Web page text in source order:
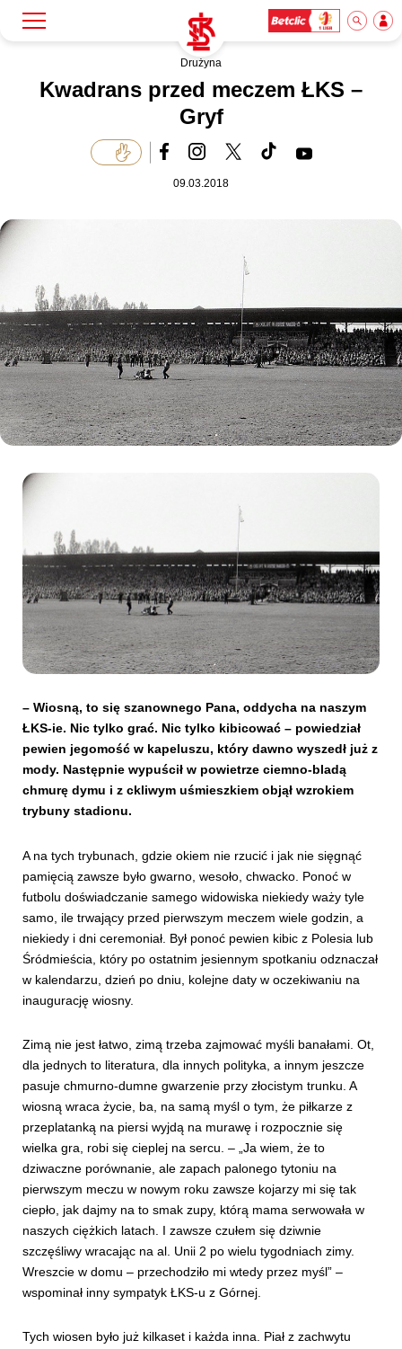
Klub
Biznes
Dla mediów
Kibice
SKLEP KUP BILET
Drużyna
Kwadrans przed meczem ŁKS –
Gryf
09.03.2018
– Wiosną, to się szanownego Pana, oddycha na naszym
ŁKS-ie. Nic tylko grać. Nic tylko kibicować – powiedział
pewien jegomość w kapeluszu, który dawno wyszedł już z
mody. Następnie wypuścił w powietrze ciemno-bladą
chmurę dymu i z ckliwym uśmieszkiem objął wzrokiem
trybuny stadionu.
A na tych trybunach, gdzie okiem nie rzucić i jak nie sięgnąć
pamięcią zawsze było gwarno, wesoło, chwacko. Ponoć w
futbolu doświadczanie samego widowiska niekiedy waży tyle
samo, ile trwający przed pierwszym meczem wiele godzin, a
niekiedy i dni ceremoniał. Był ponoć pewien kibic z Polesia lub
Śródmieścia, który po ostatnim jesiennym spotkaniu odznaczał
w kalendarzu, dzień po dniu, kolejne daty w oczekiwaniu na
inaugurację wiosny.
Zimą nie jest łatwo, zimą trzeba zajmować myśli banałami. Ot,
dla jednych to literatura, dla innych polityka, a innym jeszcze
pasuje chmurno-dumne gwarzenie przy złocistym trunku. A
wiosną wraca życie, ba, na samą myśl o tym, że piłkarze z
przeplatanką na piersi wyjdą na murawę i rozpocznie się
wielka gra, robi się cieplej na sercu. – „Ja wiem, że to
dziwaczne porównanie, ale zapach palonego tytoniu na
pierwszym meczu w nowym roku zawsze kojarzy mi się tak
ciepło, jak dajmy na to smak zupy, którą mama serwowała w
naszych ciężkich latach. I zawsze czułem się dziwnie
szczęśliwy wracając na al. Unii 2 po wielu tygodniach zimy.
Wreszcie w domu – przechodziło mi wtedy przez myśl” –
wspominał inny sympatyk ŁKS-u z Górnej.
Tych wiosen było już kilkaset i każda inna. Piał z zachwytu